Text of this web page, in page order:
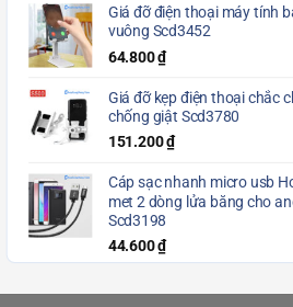
Giá đỡ điện thoại máy tính
vuông Scd3452
64.800₫
Giá đỡ kẹp điện thoại chắc
chống giật Scd3780
151.200₫
Cáp sạc nhanh micro usb
met 2 dòng lửa băng cho
Scd3198
44.600₫